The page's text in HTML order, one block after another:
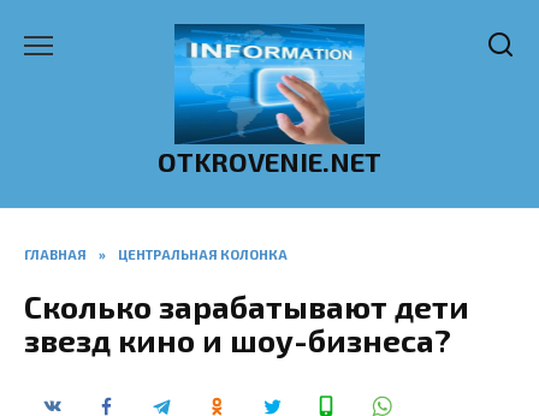
OTKROVENIE.NET
ГЛАВНАЯ » ЦЕНТРАЛЬНАЯ КОЛОНКА
Сколько зарабатывают дети
звезд кино и шоу-бизнеса?